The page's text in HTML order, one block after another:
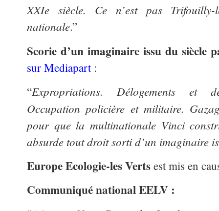
XXIe siècle. Ce n’est pas Trifouilly-
nationale.”
Scorie d’un imaginaire issu du siècle
sur Mediapart :
“Expropriations. Délogements et
Occupation policière et militaire.
pour que la multinationale Vinci
absurde tout droit sorti d’un imaginaire
Europe Ecologie-les Vertsest mis en
Communiqué national EELV :